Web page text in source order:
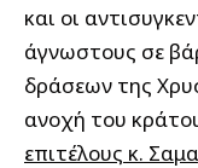
και οι
άγνωστους σε
δράσεων της
ανοχή του
επιτέλους κ.